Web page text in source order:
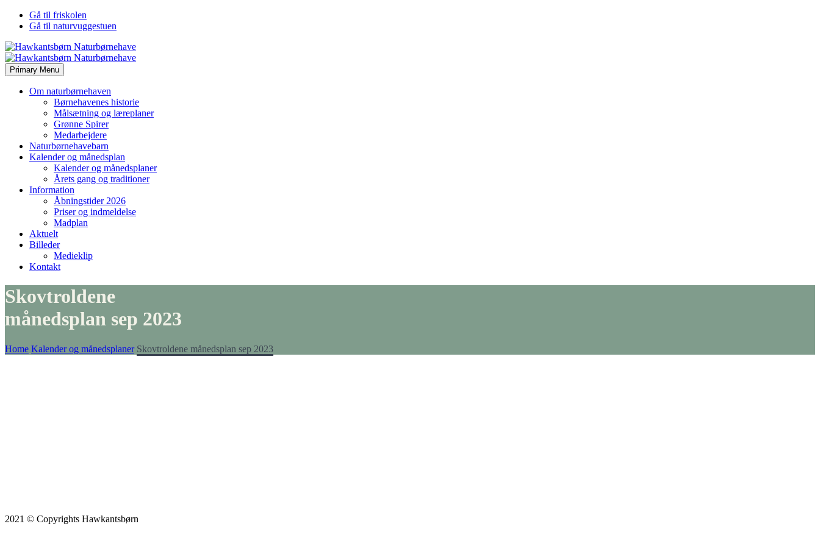
Gå til friskolen
Gå til naturvuggestuen
Primary Menu
Om naturbørnehaven
Børnehavenes historie
Målsætning og læreplaner
Grønne Spirer
Medarbejdere
Naturbørnehavebarn
Kalender og månedsplan
Kalender og månedsplaner
Årets gang og traditioner
Information
Åbningstider 2026
Priser og indmeldelse
Madplan
Aktuelt
Billeder
Medieklip
Kontakt
Skovtroldene
månedsplan sep 2023
Home Kalender og månedsplaner Skovtroldene månedsplan sep 2023
2021 © Copyrights Hawkantsbørn